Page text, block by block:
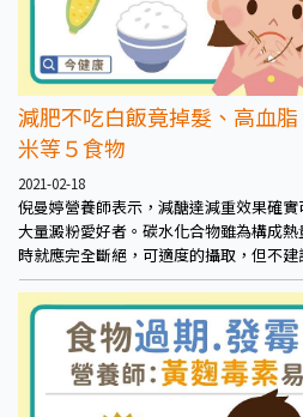
減肥不吃白飯竟掉髮、高血
米等５食物
2021-02-18
倪曼婷營養師表示，減醣達減重效果確
大量澱粉愛好者。碳水化合物雖為構成
時就應完全斷絕，可適度的攝取，但不
飯還是有所顧忌，也可以改吃其他同樣
頭、玉米、五穀飯等原型食物，這類型
營養素，在飲食上並不反對取代白飯。